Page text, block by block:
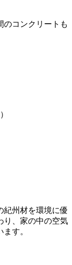
のコンクリートも
紀州材を環境に優
り、家の中の空気
す。